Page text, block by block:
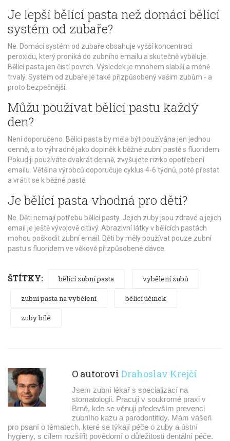
Je lepší bělící pasta než domácí bělící
systém od zubaře?
Ne. Domácí systém od zubaře obsahuje vyšší koncentraci
peroxidu, který proniká do zubního emailu a skutečně vyběluje.
Bělící pasta jen čistí povrch. Výsledek je mnohem slabší a méně
trvalý. Systém od zubaře je také přizpůsobený vašim zubům - a
proto bezpečnější.
Můžu používat bělící pastu každý
den?
Není doporučeno. Bělící pasta by měla být používána jen jednou
denně, a to výhradně jako doplněk k běžné zubní pastě s fluoridem.
Pokud ji používáte dvakrát denně, zvyšujete riziko opotřebení
emailu. Většina výrobců doporučuje cyklus 4-6 týdnů, poté přestat
a vrátit se k běžné pastě.
Je bělící pasta vhodná pro děti?
Ne. Děti nemají potřebu bělící pasty. Jejich zuby jsou zdravé a jejich
email je ještě vývojově citlivý. Abrazivní látky v bělících pastách
mohou poškodit zubní email. Děti by měly používat pouze zubní
pastu s fluoridem ve věkově přizpůsobené dávce.
ŠTÍTKY: bělící zubní pasta vybělení zubů
zubní pasta na vybělení bělící účinek
zuby bílé
O autorovi Drahoslav Krejčí
Jsem zubní lékař s specializací na
stomatologii. Pracuji v soukromé praxi v
Brně, kde se věnuji především prevenci
zubního kazu a parodontitidy. Mám vášeň
pro psaní o tématech, které se týkají péče o zuby a ústní
hygieny, s cílem rozšířit povědomí o důležitosti dentální péče.